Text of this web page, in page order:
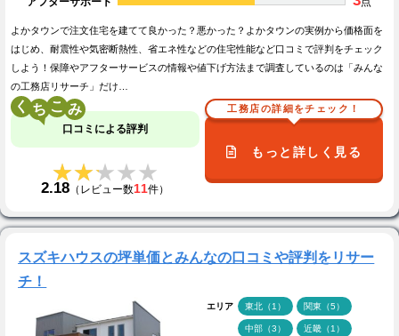
よかタウンで注文住宅を建てて良かった？悪かった？よかタウンの実例から価格面を
はじめ、耐震性や気密断熱性、省エネ性などの住宅性能など口コミで評判をチェック
しよう！保障やアフターサービスの情報や値下げ方法まで調査しているのは「みんな
の工務店リサーチ」だけ…
く こ
口コミによる評判
★★★★★
★★★★★
2.18 （レビュー数11件）
工務店の詳細をチェック！
もっと詳しく見る
スズキハウスの坪単価とみんなの口コミや評判をリサー
チ！
エリア 東北（1） 関東（5）
中部（3） 近畿（1）